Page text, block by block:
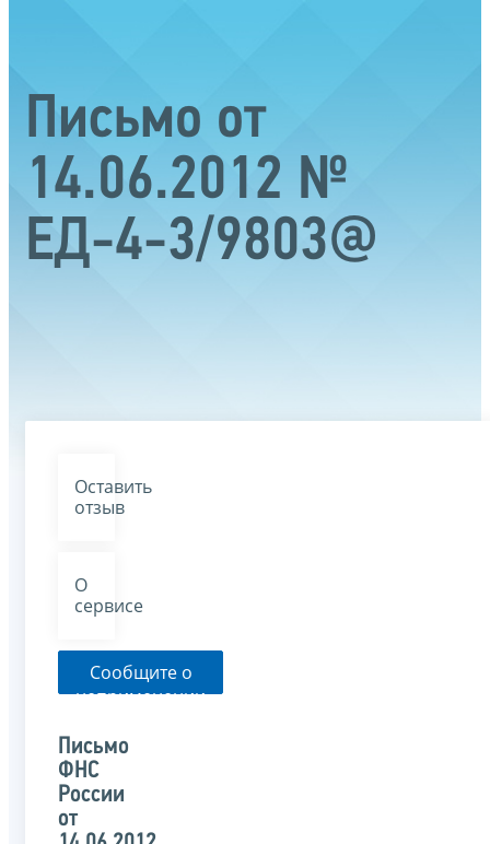
Письмо от
14.06.2012 №
ЕД-4-3/9803@
Оставить
отзыв
О
сервисе
Сообщите о
неприменении
органом
указанного
письма
Письмо
ФНС
России
от